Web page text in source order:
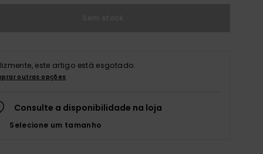
este artigo está esgotado.
outras opções
Consulte a disponibilidade na loja
Selecione um tamanho